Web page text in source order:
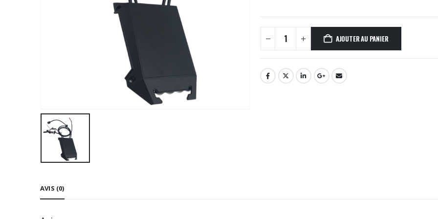
AJOUTER AU PANIER
AVIS (0)